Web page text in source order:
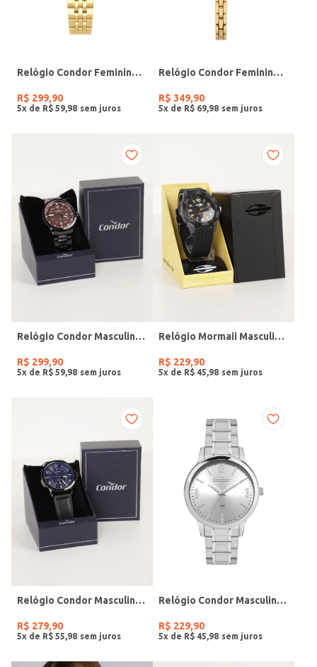
Relógio Condor Feminino DOURADO
R$ 299,90
5x de R$ 59 98
Relógio Condor Feminino DOURADO
R$ 349,90
5x de R$ 69 98
Relógio Condor Masculino PRETO
R$ 299,90
5x de R$ 59 98
Relógio Mormaii Masculino PRETO
R$ 229,90
5x de R$ 45 98
Relógio Condor Masculino PRETO
R$ 279,90
5x de R$ 55 98
Relógio Condor Masculino PRATA
R$ 229,90
5x de R$ 45 98